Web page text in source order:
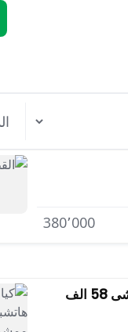
380٬000
كيا ريو هاتشباك 2021 ممشى 58 الف